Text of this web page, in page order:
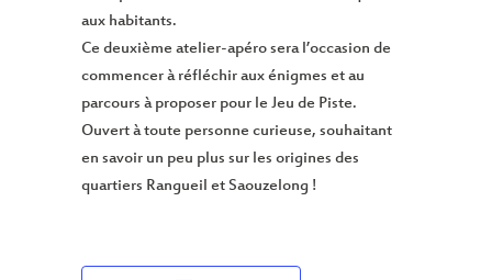
aux habitants.
Ce deuxième atelier-apéro sera l’occasion de
commencer à réfléchir aux énigmes et au
parcours à proposer pour le Jeu de Piste.
Ouvert à toute personne curieuse, souhaitant
en savoir un peu plus sur les origines des
quartiers Rangueil et Saouzelong !